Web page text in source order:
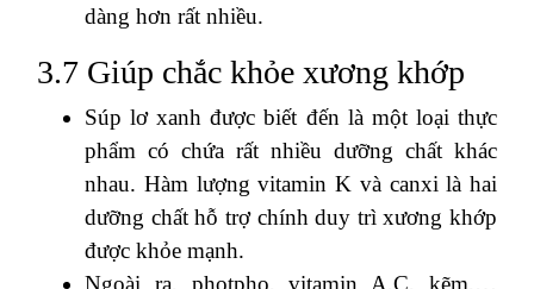
dàng hơn rất nhiều.
3.7 Giúp chắc khỏe xương khớp
Súp lơ xanh được biết đến là một loại thực
phẩm có chứa rất nhiều dưỡng chất khác
nhau. Hàm lượng vitamin K và canxi là hai
dưỡng chất hỗ trợ chính duy trì xương khớp
được khỏe mạnh.
Ngoài ra, photpho, vitamin A,C, kẽm,…